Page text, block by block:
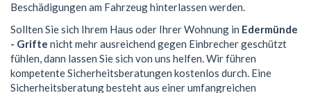
Beschädigungen am Fahrzeug hinterlassen werden.
Sollten Sie sich Ihrem Haus oder Ihrer Wohnung in Edermünde
- Grifte nicht mehr ausreichend gegen Einbrecher geschützt
fühlen, dann lassen Sie sich von uns helfen. Wir führen
kompetente Sicherheitsberatungen kostenlos durch. Eine
Sicherheitsberatung besteht aus einer umfangreichen